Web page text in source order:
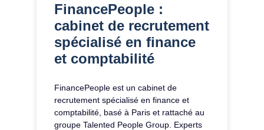
FinancePeople :
cabinet de recrutement
spécialisé en finance
et comptabilité
FinancePeople est un cabinet de
recrutement spécialisé en finance et
comptabilité, basé à Paris et rattaché au
groupe Talented People Group. Experts